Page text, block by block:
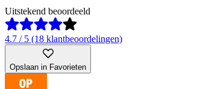
Uitstekend beoordeeld
4.7 / 5 (18 klantbeoordelingen)
Opslaan in Favorieten